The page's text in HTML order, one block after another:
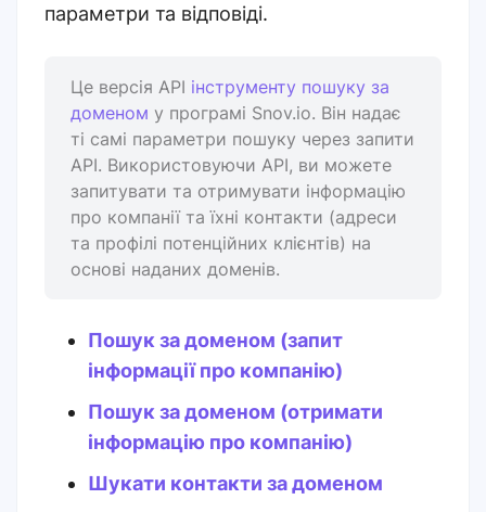
параметри та відповіді.
Це версія API інструменту пошуку за
доменом у програмі Snov.io. Він надає
ті самі параметри пошуку через запити
API. Використовуючи API, ви можете
запитувати та отримувати інформацію
про компанії та їхні контакти (адреси
та профілі потенційних клієнтів) на
основі наданих доменів.
Пошук за доменом (запит
інформації про компанію)
Пошук за доменом (отримати
інформацію про компанію)
Шукати контакти за доменом